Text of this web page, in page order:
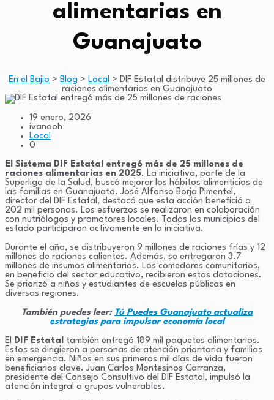
alimentarias en
Guanajuato
En el Bajio > Blog > Local > DIF Estatal distribuye 25 millones de
raciones alimentarias en Guanajuato
19 enero, 2026
ivanooh
Local
0
El Sistema DIF Estatal entregó más de 25 millones de
raciones alimentarias en 2025. La iniciativa, parte de la
Superliga de la Salud, buscó mejorar los hábitos alimenticios de
las familias en Guanajuato. José Alfonso Borja Pimentel,
director del DIF Estatal, destacó que esta acción benefició a
202 mil personas. Los esfuerzos se realizaron en colaboración
con nutriólogos y promotores locales. Todos los municipios del
estado participaron activamente en la iniciativa.
Durante el año, se distribuyeron 9 millones de raciones frías y 12
millones de raciones calientes. Además, se entregaron 3.7
millones de insumos alimentarios. Los comedores comunitarios,
en beneficio del sector educativo, recibieron estas dotaciones.
Se priorizó a niños y estudiantes de escuelas públicas en
diversas regiones.
También puedes leer: Tú Puedes Guanajuato actualiza
estrategias para impulsar economía local
El DIF Estatal
también entregó 189 mil paquetes alimentarios.
Estos se dirigieron a personas de atención prioritaria y familias
en emergencia. Niños en sus primeros mil días de vida fueron
beneficiarios clave. Juan Carlos Montesinos Carranza,
presidente del Consejo Consultivo del DIF Estatal, impulsó la
atención integral a grupos vulnerables.